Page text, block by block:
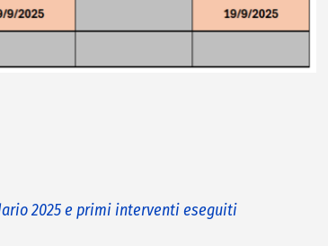
2025 e primi interventi eseguiti